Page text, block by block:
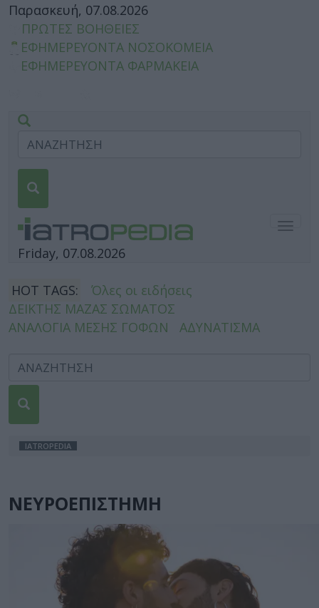
Παρασκευή, 07.08.2026
ΠΡΩΤΕΣ ΒΟΗΘΕΙΕΣ
ΕΦΗΜΕΡΕΥΟΝΤΑ ΝΟΣΟΚΟΜΕΙΑ
ΕΦΗΜΕΡΕΥΟΝΤΑ ΦΑΡΜΑΚΕΙΑ
Friday, 07.08.2026
HOT TAGS:
Όλες οι ειδήσεις
ΔΕΙΚΤΗΣ ΜΑΖΑΣ ΣΩΜΑΤΟΣ
ΑΝΑΛΟΓΙΑ ΜΕΣΗΣ ΓΟΦΩΝ
ΑΔΥΝΑΤΙΣΜΑ
IATROPEDIA
ΝΕΥΡΟΕΠΙΣΤΗΜΗ